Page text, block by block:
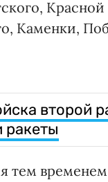
Каменки,
второй
ракеты
тем